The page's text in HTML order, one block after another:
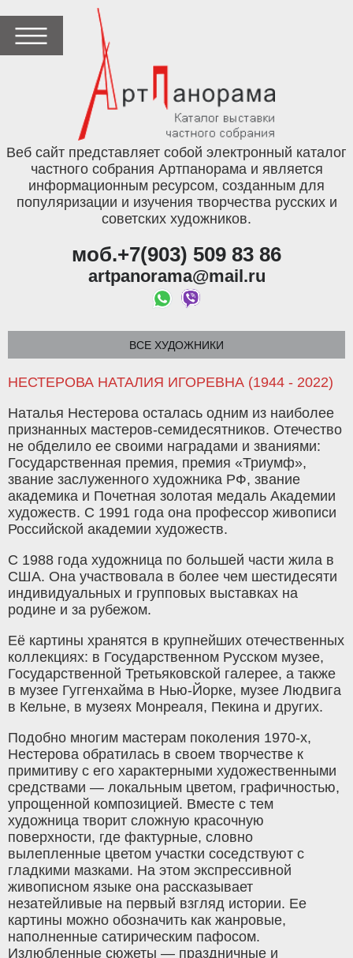
Веб сайт представляет собой электронный каталог
частного собрания Артпанорама и является
информационным ресурсом, созданным для
популяризации и изучения творчества русских и
советских художников.
моб.+7(903) 509 83 86
artpanorama@mail.ru
ВСЕ ХУДОЖНИКИ
НЕСТЕРОВА НАТАЛИЯ ИГОРЕВНА (1944 - 2022)
Наталья Нестерова осталась одним из наиболее
признанных мастеров-семидесятников. Отечество
не обделило ее своими наградами и званиями:
Государственная премия, премия «Триумф»,
звание заслуженного художника РФ, звание
академика и Почетная золотая медаль Академии
художеств. С 1991 года она профессор живописи
Российской академии художеств.
С 1988 года художница по большей части жила в
США. Она участвовала в более чем шестидесяти
индивидуальных и групповых выставках на
родине и за рубежом.
Её картины хранятся в крупнейших отечественных
коллекциях: в Государственном Русском музее,
Государственной Третьяковской галерее, а также
в музее Гуггенхайма в Нью-Йорке, музее Людвига
в Кельне, в музеях Монреаля, Пекина и других.
Подобно многим мастерам поколения 1970-х,
Нестерова обратилась в своем творчестве к
примитиву с его характерными художественными
средствами — локальным цветом, графичностью,
упрощенной композицией. Вместе с тем
художница творит сложную красочную
поверхности, где фактурные, словно
вылепленные цветом участки соседствуют с
гладкими мазками. На этом экспрессивной
живописном языке она рассказывает
незатейливые на первый взгляд истории. Ее
картины можно обозначить как жанровые,
наполненные сатирическим пафосом.
Излюбленные сюжеты — праздничные и